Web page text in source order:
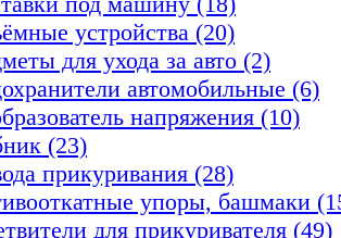
устройства (20)
для ухода за авто (2)
автомобильные (6)
напряжения (10)
(23)
прикуривания (28)
упоры, башмаки
для прикуривателя (49)